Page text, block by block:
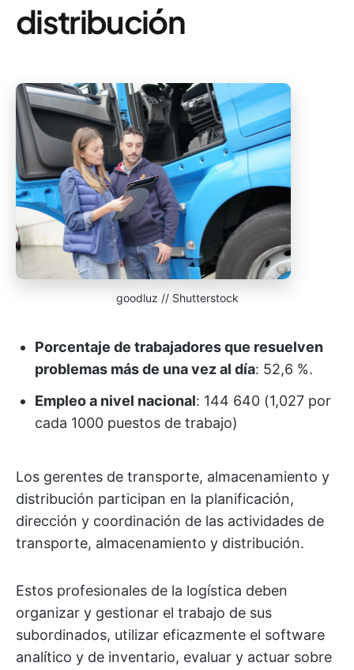
distribución
goodluz // Shutterstock
Porcentaje de trabajadores que resuelven
problemas más de una vez al día: 52,6 %.
Empleo a nivel nacional: 144 640 (1,027 por
cada 1000 puestos de trabajo)
Los gerentes de transporte, almacenamiento y
distribución participan en la planificación,
dirección y coordinación de las actividades de
transporte, almacenamiento y distribución.
Estos profesionales de la logística deben
organizar y gestionar el trabajo de sus
subordinados, utilizar eficazmente el software
analítico y de inventario, evaluar y actuar sobre